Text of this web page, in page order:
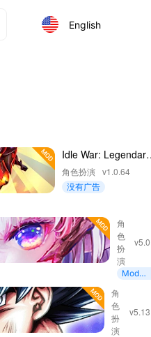
English
Idle War: Legendary
Heroes
角色扮演 v1.0.64
没有广告
Rums
Spring
and
角
色
扮
演
Mod菜
BALL
角
色
扮
演